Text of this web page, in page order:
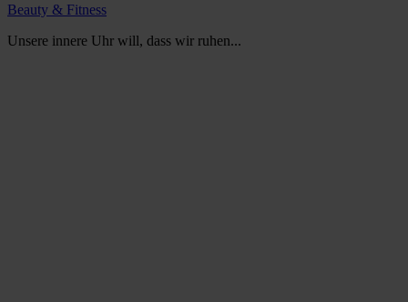
Beauty & Fitness
Unsere innere Uhr will, dass wir ruhen...